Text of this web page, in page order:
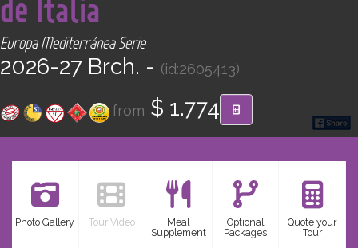
de Italia
Europa Mediterránea Serie
2026-27 Brch. - (id:2605413)
from $ 1.774
Photo Gallery Tour Video
Meal
Supplement
Optional
Packages
Quote your
Tour